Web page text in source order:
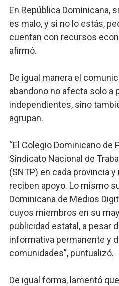
En República Dominicana,
es malo, y si no lo estás,
cuentan con recursos
afirmó.
De igual manera el
abandono no afecta solo a
independientes, sino
agrupan.
“El Colegio Dominicano de
Sindicato Nacional de
(SNTP) en cada provincia
reciben apoyo. Lo mismo
Dominicana de Medios
cuyos miembros en su
publicidad estatal, a pesar
informativa permanente y
comunidades”, puntualizó.
De igual forma, lamentó